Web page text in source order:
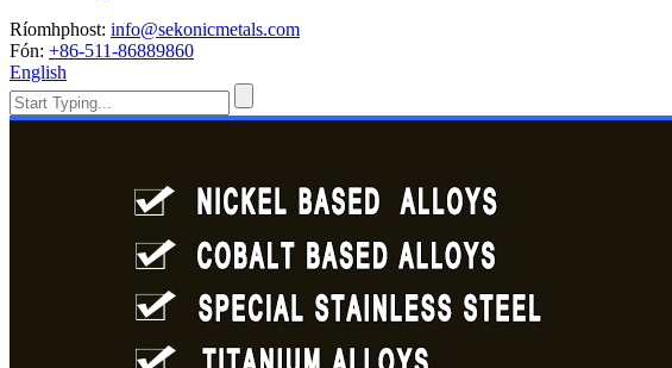
Ríomhphost: info@sekonicmetals.com
Fón: +86-511-86889860
English